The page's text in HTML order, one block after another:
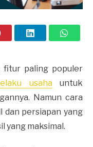
fitur paling populer
usahauntuk
Namun cara
dan persiapan yang
yang maksimal.